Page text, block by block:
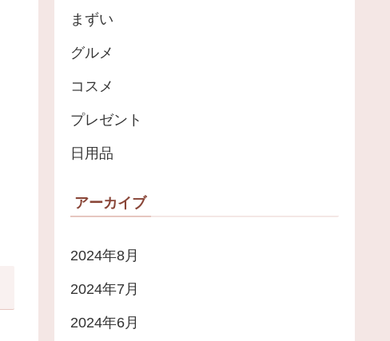
まずい
グルメ
コスメ
プレゼント
日用品
アーカイブ
2024年8月
2024年7月
2024年6月